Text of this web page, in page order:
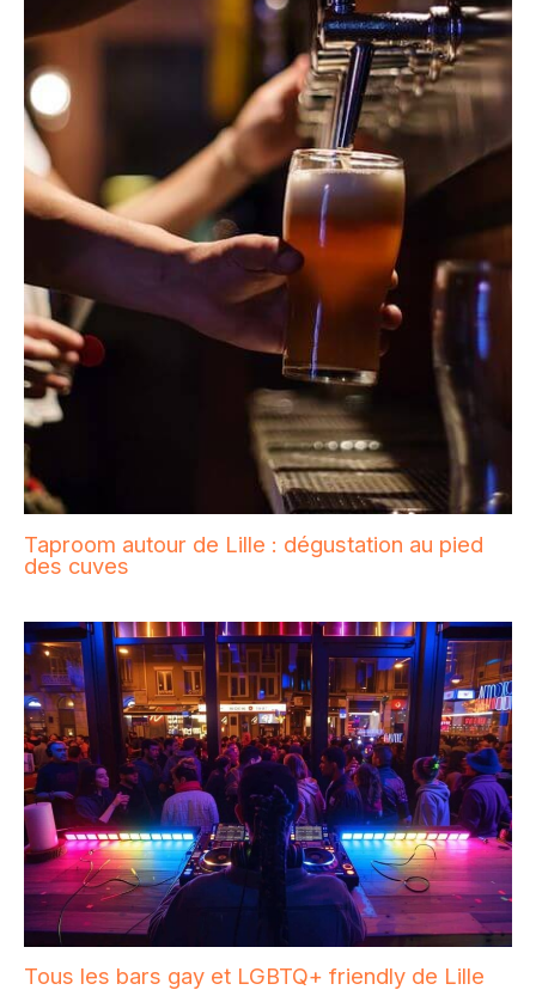
Taproom autour de Lille : dégustation au pied
des cuves
Tous les bars gay et LGBTQ+ friendly de Lille